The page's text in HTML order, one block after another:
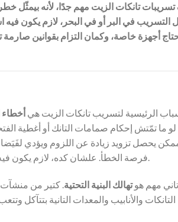
تانكات الزيت مهم جدًا، لأنه بيمثّل
في البر أو في البحر، لازم يكون
أجهزة خاصة، وكمان التزام بقوانين
الرئيسية لتسريب تانكات الزيت هي أخطاء
لو ما تمّتش إحكام صمامات التانك أو أغطية
ممكن يحصل تزويد زيادة عن اللزوم ويؤدي
فرصة الخطأ. علشان كده، لازم يكون فيه بروتوكولات تشغيل صارمة، وبرامج تدريب شاملة للعاملين علشان نقلل المخاطر دي.
مهم هوتهالك البنية التحتية. كتير من منشآت
والأنابيب والمعدات التانية بتتآكل